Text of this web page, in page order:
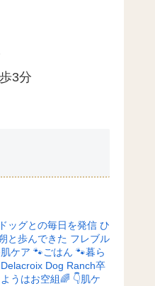
3分
ッグとの毎日を発信 ひ
と歩んできた フレブル
ケア 🐾ごはん 🐾暮ら
Dog Ranch卒
うはお空組🌈 👇肌ケ